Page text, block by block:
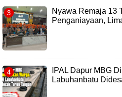
Nyawa Remaja 13
Penganiayaan,
IPAL Dapur MBG
Labuhanbatu